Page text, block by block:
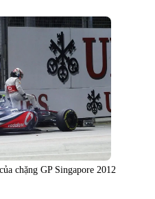
chặng GP Singapore 2012